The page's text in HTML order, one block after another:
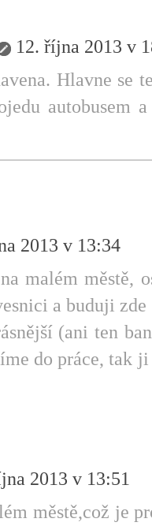
12. října 2013 v
Hlavne se
autobusem
2013 v 13:34
malém městě,
a buduji
(ani ten
do práce, tak
2013 v 13:51
městě,což je